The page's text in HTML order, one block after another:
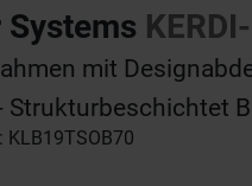
mit
Strukturbeschichtet